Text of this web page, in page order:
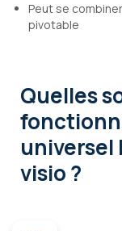
Peut se
pivotable
Quelles
universel
visio ?